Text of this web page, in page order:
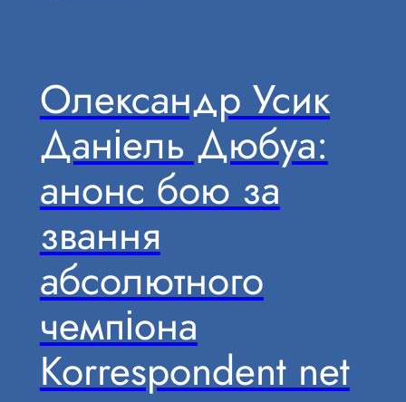
Олександр Усик
Даніель Дюбуа:
анонс бою за
звання
абсолютного
чемпіона
Korrespondent net